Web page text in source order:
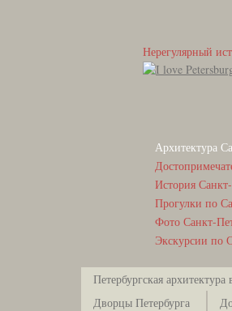
Нерегулярный
Архитектура
История
Прогулки по
Фото Санкт-
Экскурсии по
Петербургская
Дворцы Петербурга